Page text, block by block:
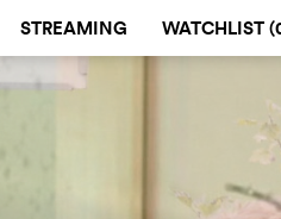
STREAMING WATCHLIST (